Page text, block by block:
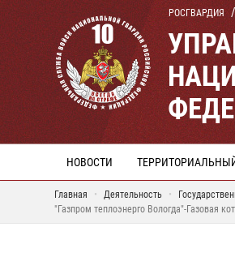
РОСГВАРДИЯ
НОВОСТИ
Главная Деятельность
"Газпром теплоэнерго Вологда"-Газовая